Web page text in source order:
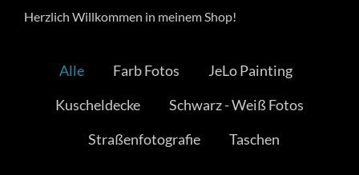
Herzlich Willkommen in meinem Shop!
Alle Farb Fotos
JeLo Painting
Kuscheldecke
Schwarz - Weiß Fotos
Straßenfotografie
Taschen